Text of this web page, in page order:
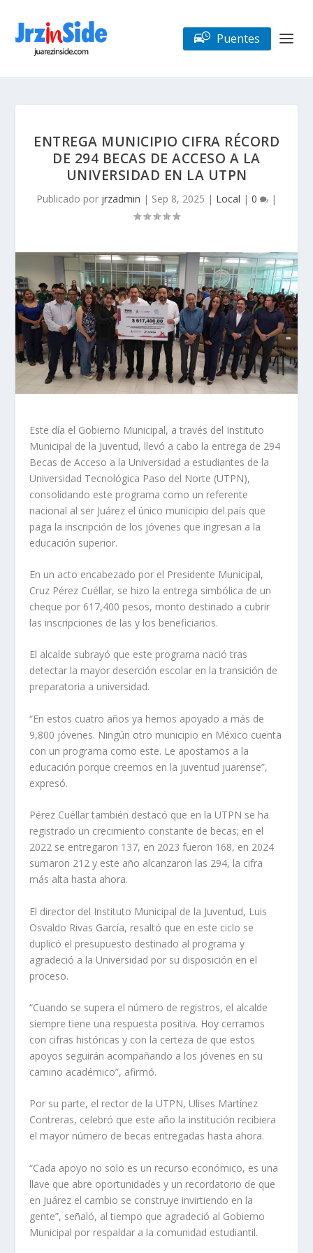
Puentes
ENTREGA MUNICIPIO CIFRA RÉCORD
DE 294 BECAS DE ACCESO A LA
UNIVERSIDAD EN LA UTPN
Publicado por jrzadmin | Sep 8, 2025 | Local | 0 |
Este día el Gobierno Municipal, a través del Instituto
Municipal de la Juventud, llevó a cabo la entrega de 294
Becas de Acceso a la Universidad a estudiantes de la
Universidad Tecnológica Paso del Norte (UTPN),
consolidando este programa como un referente
nacional al ser Juárez el único municipio del país que
paga la inscripción de los jóvenes que ingresan a la
educación superior.
En un acto encabezado por el Presidente Municipal,
Cruz Pérez Cuéllar, se hizo la entrega simbólica de un
cheque por 617,400 pesos, monto destinado a cubrir
las inscripciones de las y los beneficiarios.
El alcalde subrayó que este programa nació tras
detectar la mayor deserción escolar en la transición de
preparatoria a universidad.
“En estos cuatro años ya hemos apoyado a más de
9,800 jóvenes. Ningún otro municipio en México cuenta
con un programa como este. Le apostamos a la
educación porque creemos en la juventud juarense”,
expresó.
Pérez Cuéllar también destacó que en la UTPN se ha
registrado un crecimiento constante de becas; en el
2022 se entregaron 137, en 2023 fueron 168, en 2024
sumaron 212 y este año alcanzaron las 294, la cifra
más alta hasta ahora.
El director del Instituto Municipal de la Juventud, Luis
Osvaldo Rivas García, resaltó que en este ciclo se
duplicó el presupuesto destinado al programa y
agradeció a la Universidad por su disposición en el
proceso.
“Cuando se supera el número de registros, el alcalde
siempre tiene una respuesta positiva. Hoy cerramos
con cifras históricas y con la certeza de que estos
apoyos seguirán acompañando a los jóvenes en su
camino académico”, afirmó.
Por su parte, el rector de la UTPN, Ulises Martínez
Contreras, celebró que este año la institución recibiera
el mayor número de becas entregadas hasta ahora.
“Cada apoyo no solo es un recurso económico, es una
llave que abre oportunidades y un recordatorio de que
en Juárez el cambio se construye invirtiendo en la
gente”, señaló, al tiempo que agradeció al Gobierno
Municipal por respaldar a la comunidad estudiantil.